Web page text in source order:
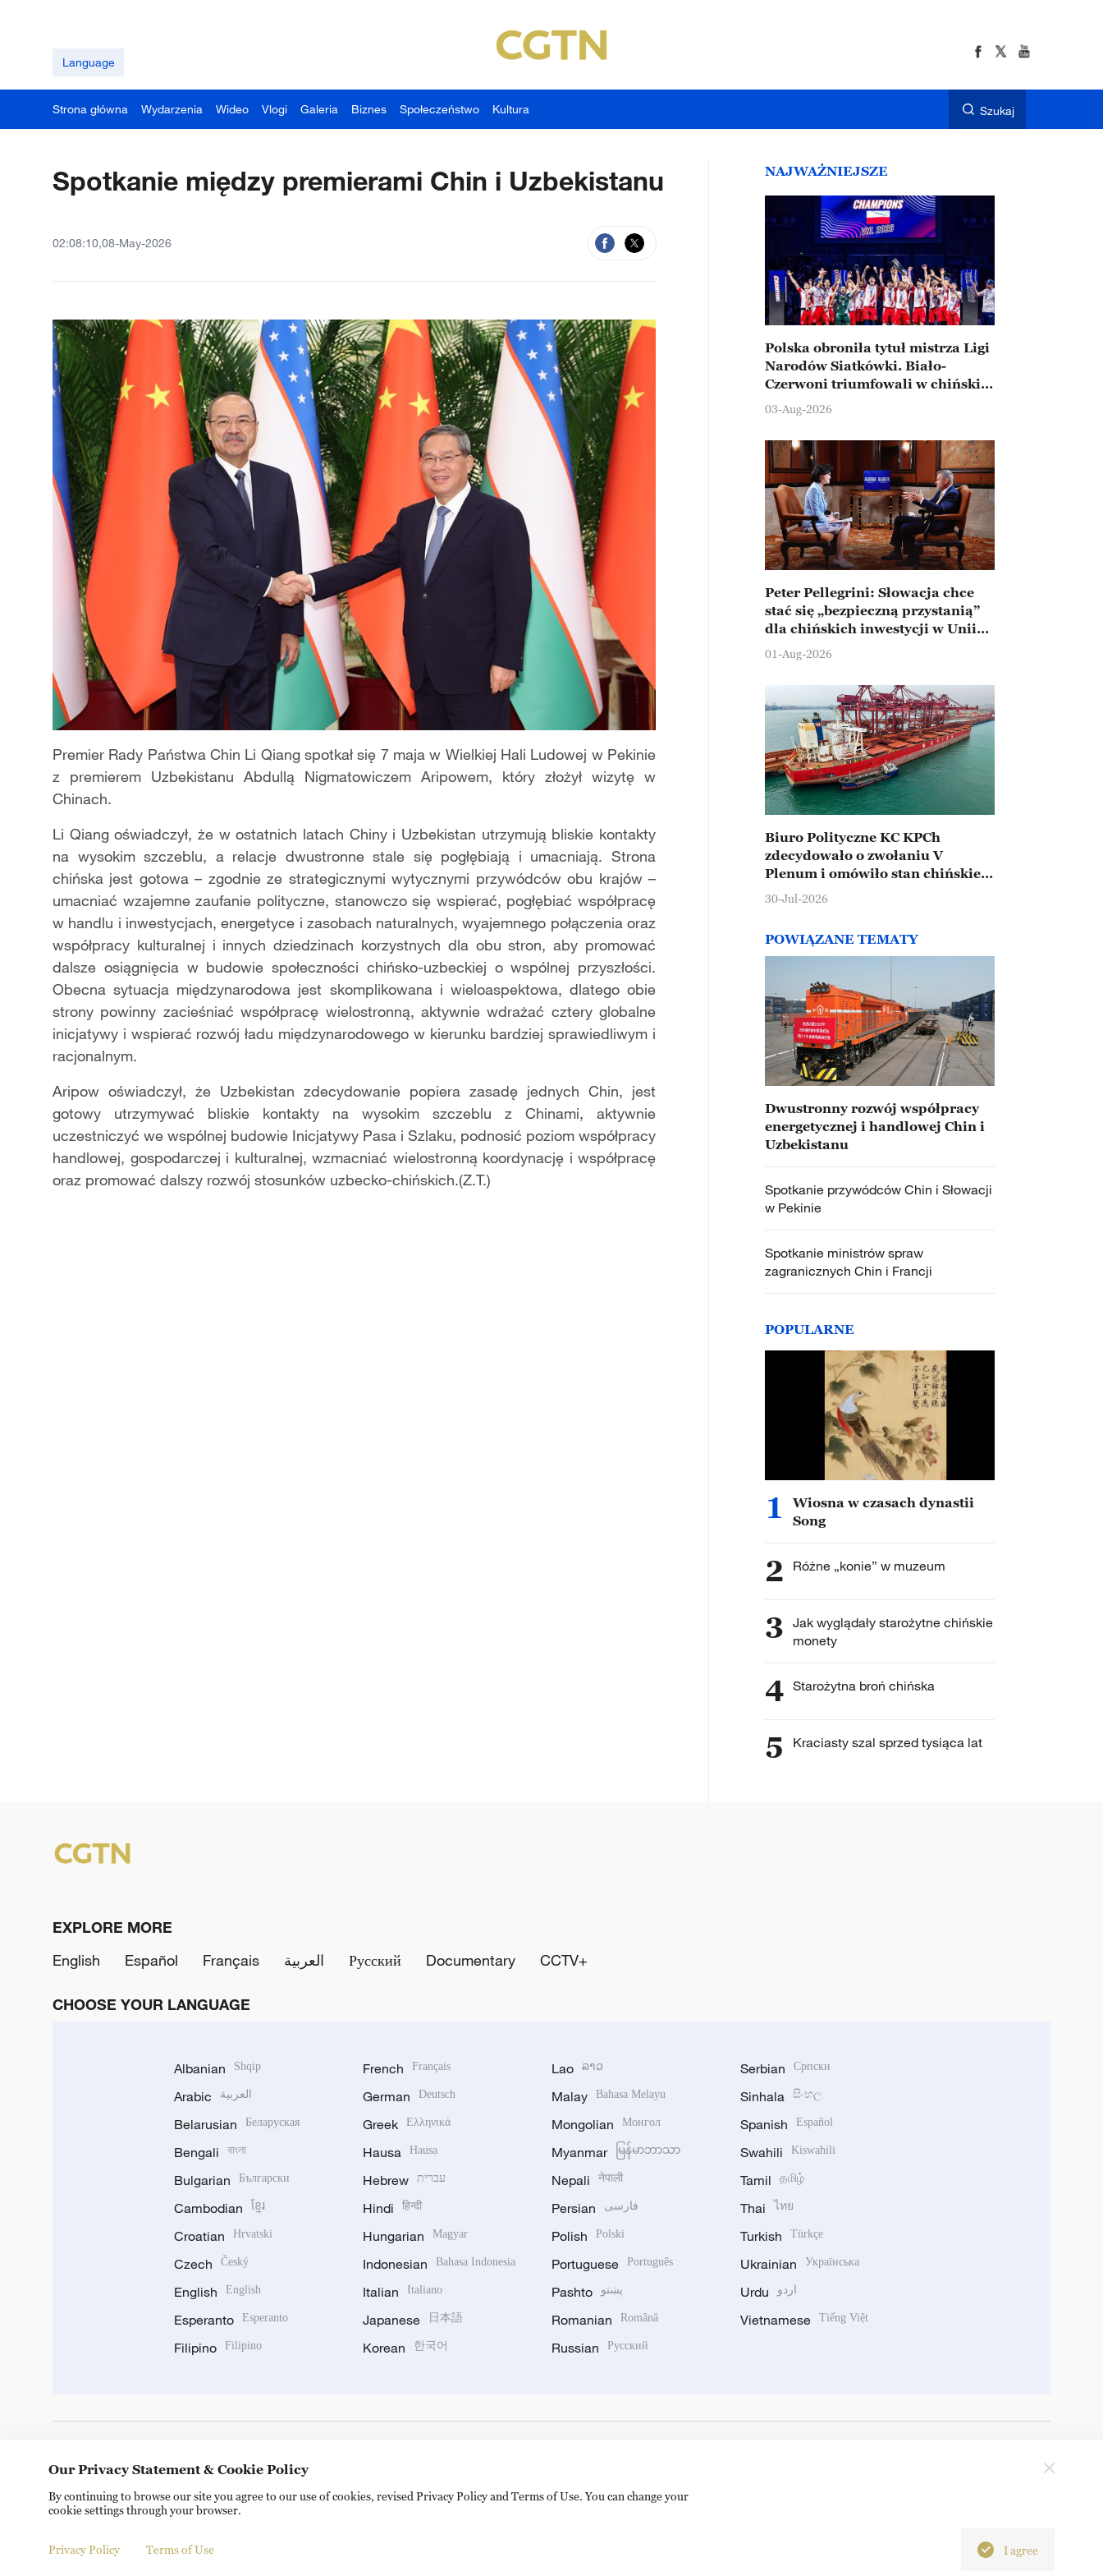
Language
Strona główna Wydarzenia Wideo Vlogi Galeria Biznes Społeczeństwo Kultura Szukaj
Spotkanie między premierami Chin i Uzbekistanu
02:08:10,08-May-2026
Premier Rady Państwa Chin Li Qiang spotkał się 7 maja w Wielkiej Hali Ludowej w Pekinie
z premierem Uzbekistanu Abdullą Nigmatowiczem Aripowem, który złożył wizytę w
Chinach.
Li Qiang oświadczył, że w ostatnich latach Chiny i Uzbekistan utrzymują bliskie kontakty
na wysokim szczeblu, a relacje dwustronne stale się pogłębiają i umacniają. Strona
chińska jest gotowa – zgodnie ze strategicznymi wytycznymi przywódców obu krajów –
umacniać wzajemne zaufanie polityczne, stanowczo się wspierać, pogłębiać współpracę
w handlu i inwestycjach, energetyce i zasobach naturalnych, wyajemnego połączenia oraz
współpracy kulturalnej i innych dziedzinach korzystnych dla obu stron, aby promować
dalsze osiągnięcia w budowie społeczności chińsko-uzbeckiej o wspólnej przyszłości.
Obecna sytuacja międzynarodowa jest skomplikowana i wieloaspektowa, dlatego obie
strony powinny zacieśniać współpracę wielostronną, aktywnie wdrażać cztery globalne
inicjatywy i wspierać rozwój ładu międzynarodowego w kierunku bardziej sprawiedliwym i
racjonalnym.
Aripow oświadczył, że Uzbekistan zdecydowanie popiera zasadę jednych Chin, jest
gotowy utrzymywać bliskie kontakty na wysokim szczeblu z Chinami, aktywnie
uczestniczyć we wspólnej budowie Inicjatywy Pasa i Szlaku, podnosić poziom współpracy
handlowej, gospodarczej i kulturalnej, wzmacniać wielostronną koordynację i współpracę
oraz promować dalszy rozwój stosunków uzbecko-chińskich.(Z.T.)
NAJWAŻNIEJSZE
Polska obroniła tytuł mistrza Ligi
Narodów Siatkówki. Biało-
Czerwoni triumfowali w chińskim
Ningbo
03-Aug-2026
Peter Pellegrini: Słowacja chce
stać się „bezpieczną przystanią”
dla chińskich inwestycji w Unii
Europejskiej
01-Aug-2026
Biuro Polityczne KC KPCh
zdecydowało o zwołaniu V
Plenum i omówiło stan chińskiej
gospodarki
30-Jul-2026
POWIĄZANE TEMATY
Dwustronny rozwój współpracy
energetycznej i handlowej Chin i
Uzbekistanu
Spotkanie przywódców Chin i Słowacji
w Pekinie
Spotkanie ministrów spraw
zagranicznych Chin i Francji
POPULARNE
1
Wiosna w czasach dynastii
Song
2 Różne „konie” w muzeum
3 Jak wyglądały starożytne chińskie
monety
4 Starożytna broń chińska
5 Kraciasty szal sprzed tysiąca lat
EXPLORE MORE
English
Español Français العربية Русский Documentary CCTV+
CHOOSE YOUR LANGUAGE
Albanian Shqip
Arabic العربية
Belarusian Беларуская
Bengali বাংলা
Bulgarian Български
Cambodian ខ្មែរ
Croatian Hrvatski
Czech Český
English English
Esperanto Esperanto
Filipino Filipino
French Français
German Deutsch
Greek Ελληνικά
Hausa Hausa
Hebrew עברית
Hindi हिन्दी
Hungarian Magyar
Indonesian Bahasa Indonesia
Italian Italiano
Japanese 日本語
Korean 한국어
Lao ລາວ
Malay Bahasa Melayu
Mongolian Монгол
Myanmar မြန်မာဘာသာ
Nepali नेपाली
Persian فارسی
Polish Polski
Portuguese Português
Pashto پښتو
Romanian Română
Russian Русский
Serbian Српски
Sinhala සිංහල
Spanish Español
Swahili Kiswahili
Tamil தமிழ்
Thai ไทย
Turkish Türkçe
Ukrainian Українська
Urdu اردو
Vietnamese Tiếng Việt
Copyright © 2024 CGTN. 京ICP备20000184号
Our Privacy Statement & Cookie Policy
By continuing to browse our site you agree to our use of cookies, revised Privacy Policy and Terms of Use. You can change your
cookie settings through your browser.
Privacy Policy Terms of Use I agree